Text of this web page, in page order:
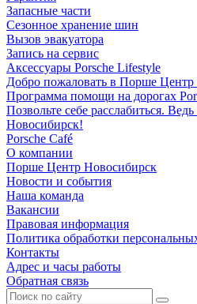
Запасные части
Сезонное хранение шин
Вызов эвакуатора
Запись на сервис
Аксессуары Porsche Lifestyle
Добро пожаловать в Порше
Программа помощи на дорогах
Позвольте себе расслабиться.
Новосибирск!
Porsche Café
О компании
Порше Центр Новосибирск
Новости и события
Наша команда
Вакансии
Правовая информация
Политика обработки
Контакты
Адрес и часы работы
Обратная связь